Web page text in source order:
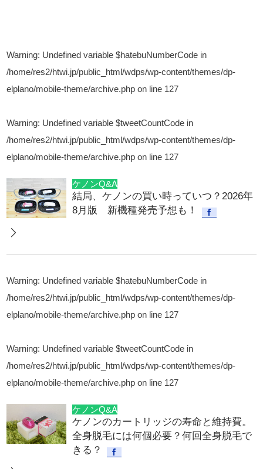
Warning: Undefined variable $hatebuNumberCode in
/home/res2/htwi.jp/public_html/wdps/wp-content/themes/dp-
elplano/mobile-theme/archive.php on line 127
Warning: Undefined variable $tweetCountCode in
/home/res2/htwi.jp/public_html/wdps/wp-content/themes/dp-
elplano/mobile-theme/archive.php on line 127
ケノンQ&A
結局、ケノンの買い時っていつ？2026年
8月版 新機種発売予想も！
Warning: Undefined variable $hatebuNumberCode in
/home/res2/htwi.jp/public_html/wdps/wp-content/themes/dp-
elplano/mobile-theme/archive.php on line 127
Warning: Undefined variable $tweetCountCode in
/home/res2/htwi.jp/public_html/wdps/wp-content/themes/dp-
elplano/mobile-theme/archive.php on line 127
ケノンQ&A
ケノンのカートリッジの寿命と維持費。
全身脱毛には何個必要？何回全身脱毛で
きる？